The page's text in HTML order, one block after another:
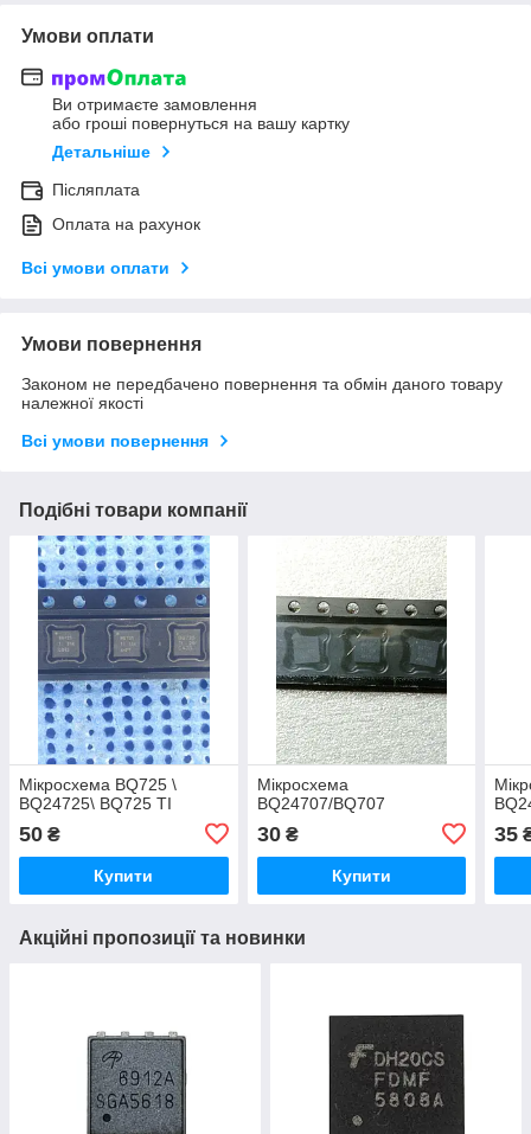
Умови оплати
Ви отримаєте замовлення
або гроші повернуться на вашу картку
Детальніше
Післяплата
Оплата на рахунок
Всі умови оплати
Умови повернення
Законом не передбачено повернення та обмін даного товару
належної якості
Всі умови повернення
Подібні товари компанії
Мікросхема BQ725 \
BQ24725\ BQ725 TI
50 ₴
Купити
Мікросхема
BQ24707/BQ707
30₴
Купити
35
Акційні пропозиції та новинки